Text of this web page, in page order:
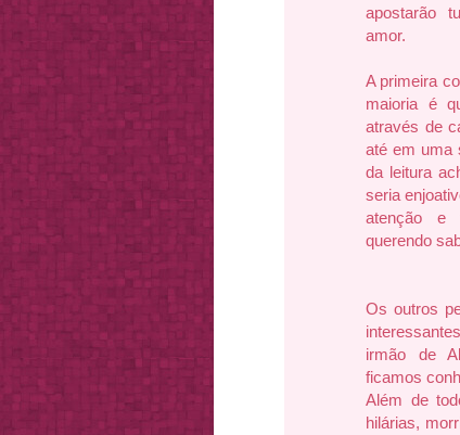
apostarão
amor.
A primeira
maioria é
através de
até em uma
da leitura
seria
atenção e
querendo
Os outros
irmão de
ficamos
Além de
hilárias,